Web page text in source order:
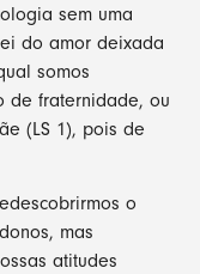
sem uma
do amor deixada
somos
de fraternidade, ou
(LS 1), pois de
o
mas
atitudes